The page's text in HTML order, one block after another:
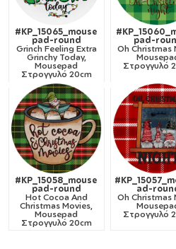
#KP_15065_mouse
pad-round
Grinch Feeling Extra
Grinchy Today,
Mousepad
Στρογγυλό 20cm
pad-
Oh Christmas
Στρογγυλό
#KP_15058_mouse
pad-round
Hot Cocoa And
Christmas Movies,
Mousepad
Στρογγυλό 20cm
ad-
Oh Christmas
Στρογγυλό